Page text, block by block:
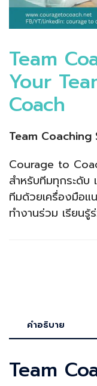
Team
Your
Coach
Team Coaching
Courage to
สำหรับทีมทุกระดับ
ทีมด้วยเครื่องมือ
ทำงานร่วม เรียน
คำอธิบาย
Team